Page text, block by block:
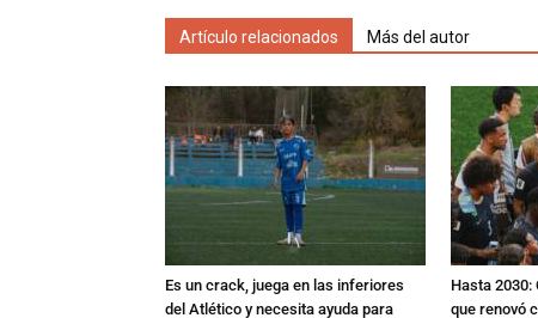
Artículo relacionados Más del autor
Es un crack, juega en las inferiores
del Atlético y necesita ayuda para
Hasta 2030:
que renovó